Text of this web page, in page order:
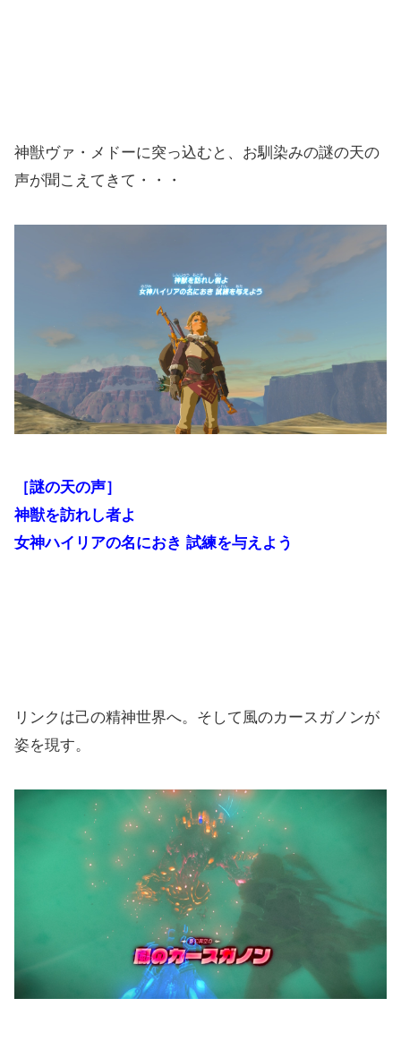
神獣ヴァ・メドーに突っ込むと、お馴染みの謎の天の
声が聞こえてきて・・・
［謎の天の声］
神獣を訪れし者よ
女神ハイリアの名におき 試練を与えよう
リンクは己の精神世界へ。そして風のカースガノンが
姿を現す。